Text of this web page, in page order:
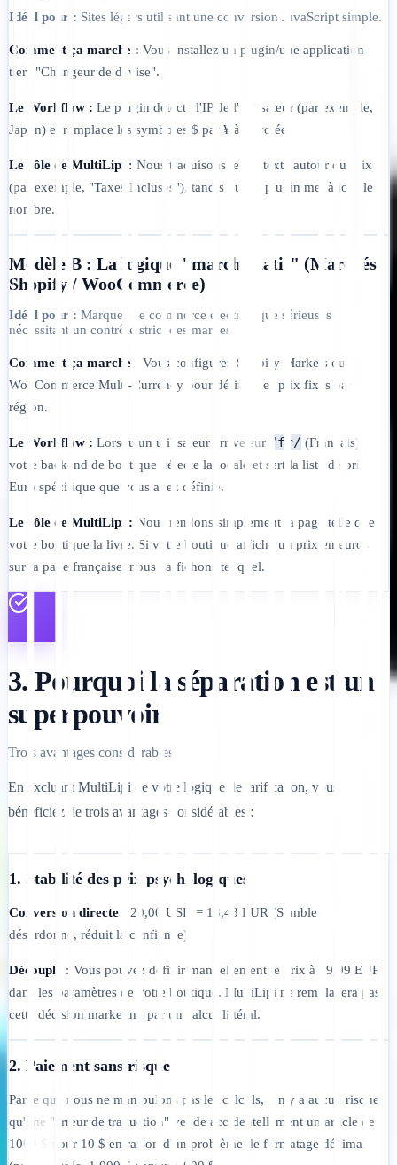
Idéal pour : Sites légers utilisant une conversion JavaScript simple.
Comment ça marche : Vous installez un plugin/une application
tiers "Changeur de devise".
Le Workflow : Le plugin détecte l'IP de l'utilisateur (par exemple,
Japon) et remplace les symboles $ par ¥ à la volée.
Le rôle de MultiLipi : Nous traduisons le contexte autour du prix
(par exemple, "Taxes Incluses"), tandis que le plugin met à jour le
nombre.
Modèle B : La logique "marché natif" (Marchés
Shopify / WooCommerce)
Idéal pour : Marques de commerce électronique sérieuses
nécessitant un contrôle strict des marges.
Comment ça marche :
Vous configurez Shopify Markets ou
WooCommerce Multi-Currency pour définir des prix fixes par
région.
Le Workflow : Lorsqu'un utilisateur arrive sur /fr/ (Français),
votre backend de boutique détecte la locale et sert la liste de prix
Euro spécifique que vous avez définie.
Le rôle de MultiLipi : Nous rendons simplement la page telle que
votre boutique la livre. Si votre boutique affiche un prix en euros
sur la page française, nous l'affichons tel quel.
3. Pourquoi la séparation est un
superpouvoir
Trois avantages considérables.
En excluant MultiLipi de votre logique de tarification, vous
bénéficiez de trois avantages considérables :
1. Stabilité des prix psychologiques
Conversion directe :
20,00 USD = 18,43 EUR (Semble
désordonné, réduit la confiance).
Découplé : Vous pouvez définir manuellement le prix à 19,99 EUR
dans les paramètres de votre boutique. MultiLipi ne remplacera pas
cette décision marketing par un calcul littéral.
2. Paiement sans risque
Parce que nous ne manipulons pas les calculs, il n'y a aucun risque
qu'une "erreur de traduction" vende accidentellement un article de
1000 $ pour 10 $ en raison d'un problème de formatage décimal